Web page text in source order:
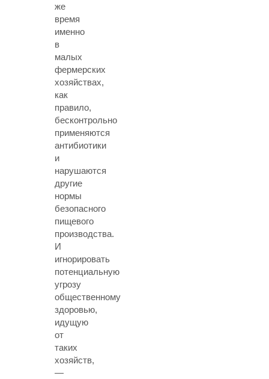
же
время
именно
в
малых
фермерских
хозяйствах,
как
правило,
бесконтрольно
применяются
антибиотики
и
нарушаются
другие
нормы
безопасного
пищевого
производства.
И
игнорировать
потенциальную
угрозу
общественному
здоровью,
идущую
от
таких
хозяйств,
—